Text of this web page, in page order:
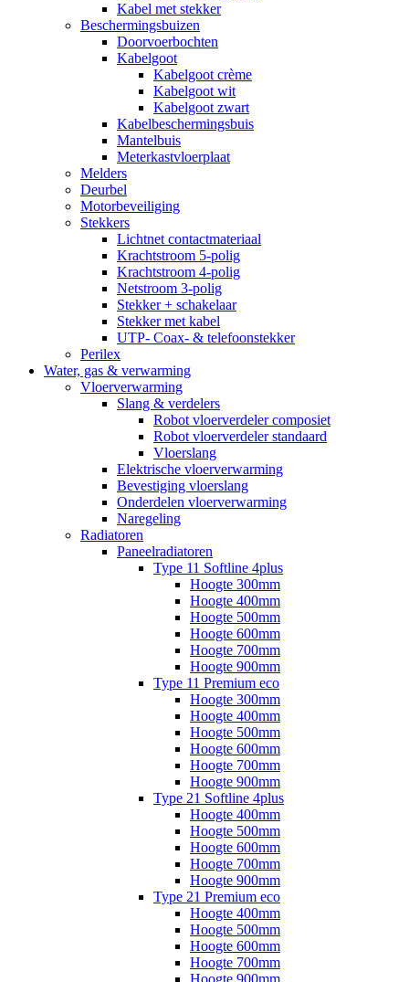
Kabel met stekker
Beschermingsbuizen
Doorvoerbochten
Kabelgoot
Kabelgoot crème
Kabelgoot wit
Kabelgoot zwart
Kabelbeschermingsbuis
Mantelbuis
Meterkastvloerplaat
Melders
Deurbel
Motorbeveiliging
Stekkers
Lichtnet contactmateriaal
Krachtstroom 5-polig
Krachtstroom 4-polig
Netstroom 3-polig
Stekker + schakelaar
Stekker met kabel
UTP- Coax- & telefoonstekker
Perilex
Water, gas & verwarming
Vloerverwarming
Slang & verdelers
Robot vloerverdeler composiet
Robot vloerverdeler standaard
Vloerslang
Elektrische vloerverwarming
Bevestiging vloerslang
Onderdelen vloerverwarming
Naregeling
Radiatoren
Paneelradiatoren
Type 11 Softline 4plus
Hoogte 300mm
Hoogte 400mm
Hoogte 500mm
Hoogte 600mm
Hoogte 700mm
Hoogte 900mm
Type 11 Premium eco
Hoogte 300mm
Hoogte 400mm
Hoogte 500mm
Hoogte 600mm
Hoogte 700mm
Hoogte 900mm
Type 21 Softline 4plus
Hoogte 400mm
Hoogte 500mm
Hoogte 600mm
Hoogte 700mm
Hoogte 900mm
Type 21 Premium eco
Hoogte 400mm
Hoogte 500mm
Hoogte 600mm
Hoogte 700mm
Hoogte 900mm